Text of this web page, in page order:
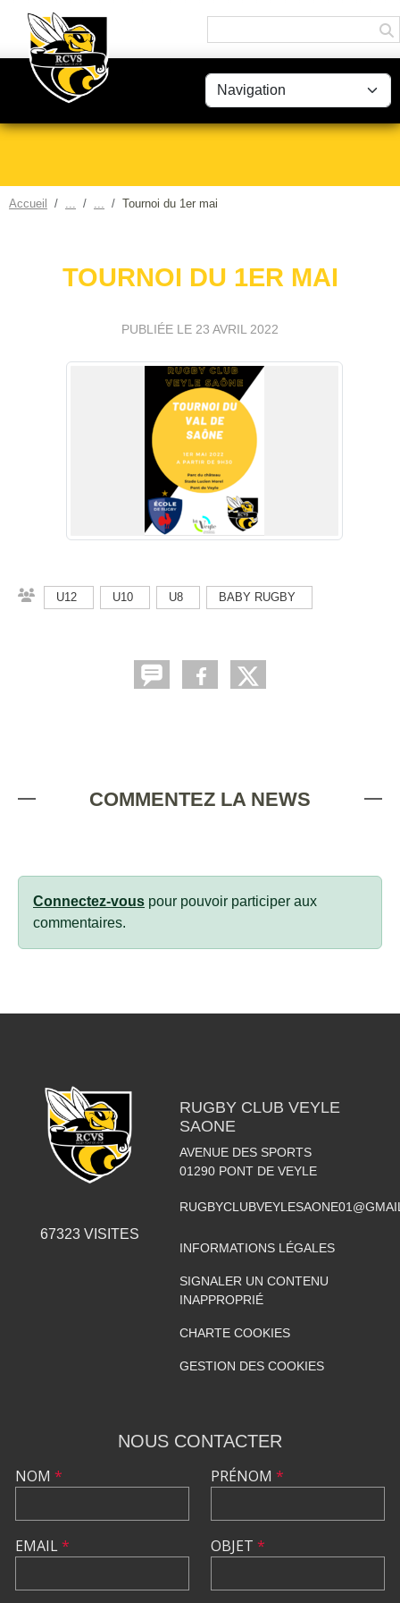
Accueil Tournoi du 1er mai
TOURNOI DU 1ER MAI
PUBLIÉE LE 23 AVRIL 2022
U12 U10 U8 BABY RUGBY
COMMENTEZ LA NEWS
Connectez-vous pour pouvoir participer aux
commentaires.
67323VISITES
RUGBY CLUB VEYLE
SAONE
AVENUE DES SPORTS
01290 PONT DE VEYLE
INFORMATIONS LÉGALES
SIGNALER UN CONTENU
INAPPROPRIÉ
CHARTE COOKIES
GESTION DES COOKIES
NOUS CONTACTER
NOM *
EMAIL*
PRÉNOM *
OBJET *
Panneau de gestion des cookies